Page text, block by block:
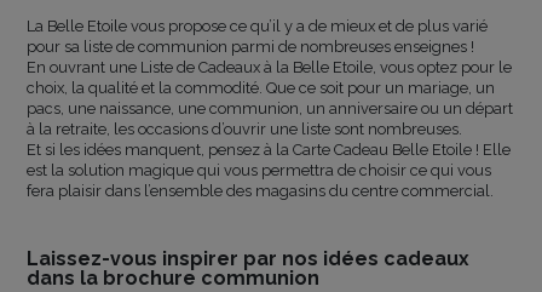
La Belle Etoile vous propose ce qu’il y a de mieux et de plus varié
pour sa liste de communion parmi de nombreuses enseignes !
En ouvrant une Liste de Cadeaux à la Belle Etoile, vous optez pour le
choix, la qualité et la commodité. Que ce soit pour un mariage, un
pacs, une naissance, une communion, un anniversaire ou un départ
à la retraite, les occasions d’ouvrir une liste sont nombreuses.
Et si les idées manquent, pensez à la Carte Cadeau Belle Etoile ! Elle
est la solution magique qui vous permettra de choisir ce qui vous
fera plaisir dans l’ensemble des magasins du centre commercial.
Laissez-vous inspirer par nos idées cadeaux
dans la brochure communion